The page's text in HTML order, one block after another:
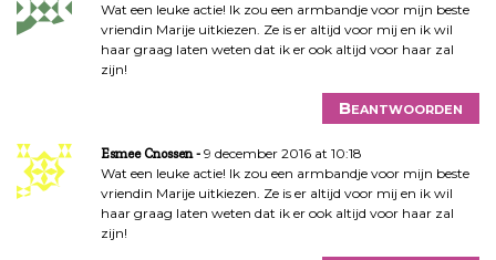
Wat een leuke actie! Ik zou een armbandje voor mijn beste
vriendin Marije uitkiezen. Ze is er altijd voor mij en ik wil
haar graag laten weten dat ik er ook altijd voor haar zal
zijn!
Beantwoorden
Esmee Cnossen
9 december 2016 at 10:18
Wat een leuke actie! Ik zou een armbandje voor mijn beste
vriendin Marije uitkiezen. Ze is er altijd voor mij en ik wil
haar graag laten weten dat ik er ook altijd voor haar zal
zijn!